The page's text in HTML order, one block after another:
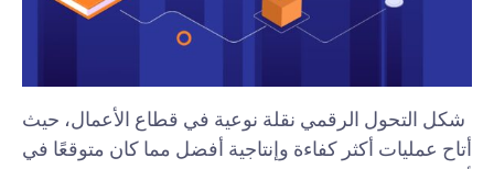
شكل التحول الرقمي نقلة نوعية في قطاع الأعمال، حيث
أتاح عمليات أكثر كفاءة وإنتاجية أفضل مما كان متوقعًا في